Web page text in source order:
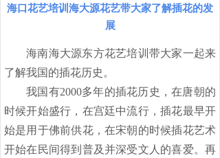
海口花艺培训海大源花艺带大家了解插花的发
展
海南海大源东方花艺培训带大家一起来
了解我国的插花历史。
我国有2000多年的插花历史，在唐朝的
时候开始盛行，在宫廷中流行，插花最早开
始是用于佛前供花，在宋朝的时候插花艺术
开始在民间得到普及并深受文人的喜爱。再